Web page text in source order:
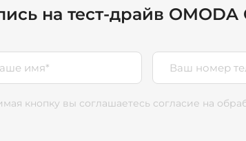
на тест-драйв OMODA
кнопку вы соглашаетесь согласие на